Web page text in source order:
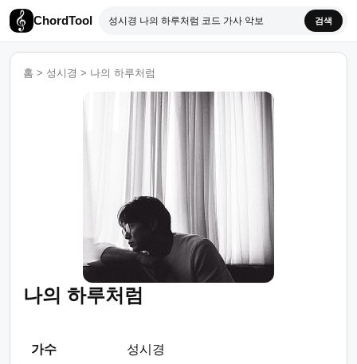
ChordTool 검색
홈 > 성시경 > 나의 하루처럼
나의 하루처럼
가수 성시경